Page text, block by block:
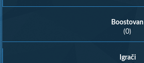
Boostovan
(0)
Igrači